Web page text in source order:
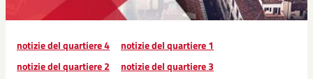
notizie del quartiere 4
notizie del quartiere 1
notizie del quartiere 2
notizie del quartiere 3